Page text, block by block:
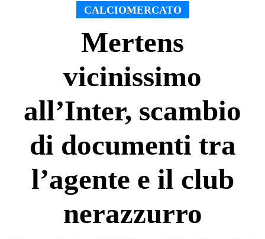
CALCIOMERCATO
Mertens
vicinissimo
all’Inter, scambio
di documenti tra
l’agente e il club
nerazzurro